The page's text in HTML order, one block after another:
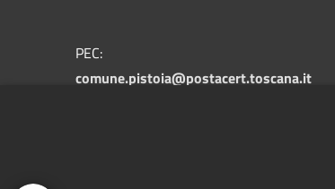
PEC:
comune.pistoia@postacert.toscana.it